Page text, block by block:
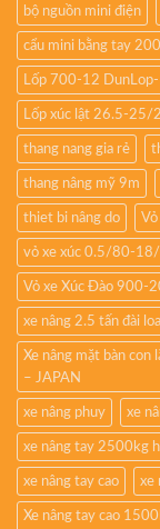
bộ nguồn mini điện
cẩu mini bằng tay
Lốp 700-12 DunLop-
Lốp xúc lật 26.5-25/
thang nang gia rẻ
thang nâng mỹ 9m
thiet bi nâng do
vỏ xe xúc 0.5/80-
Vỏ xe Xúc Đào 900-
xe nâng 2.5 tấn đài
Xe nâng mặt bàn
– JAPAN
xe nâng phuy xe
xe nâng tay 2500kg
xe nâng tay cao xe
Xe nâng tay cao